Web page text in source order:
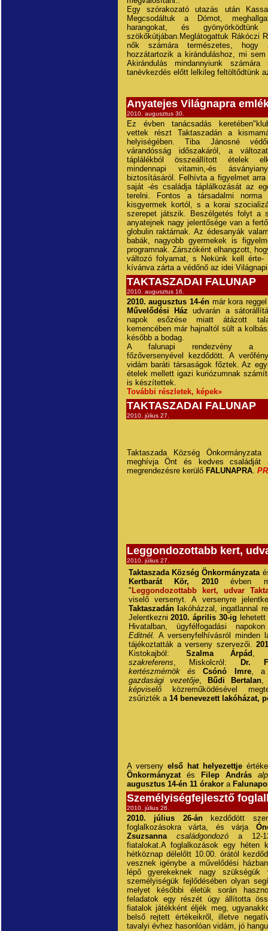
Egy szórakozató utazás után
Megcsodáltuk a Dómot,
harangokat, és
szökőkútjában.Meglátogattuk Rákóczi
nők számára természetes, hogy
hozzátartozik a kiránduláshoz, mi
Akirándulás mindannyiunk
tanévkezdés előtt lelkileg feltöltődtünk
Anyatejes Világnapra
2010. augusztus 30.
Ez évben tanácsadás
vettek részt Taktaszadán a
helyiségében. Tiba Jánosné
várandósság időszakáról, a
táplálékból összeállított ételek
mindennapi vitamin,-és
biztosításáról. Felhívta a figyelmet
saját -és családja táplálkozását az
terelni. Fontos a társadalmi norma
kisgyermek kortól, s a korai
szerepet játszik. Beszélgetés folyt a
anyatejnek nagy jelentősége van a
globulin raktárnak. Az édesanyák
babák, nagyobb gyermekek is
programnak. Zárszóként elhangzott,
változó folyamat, s Nekünk kell
kívánva zárta a védőnő az idei
TAKTASZADAI FALUNAP
2010. augusztus 16.
2010. augusztus 14-énmár kora
Művelődési Ház udvarán a
napok esőzése miatt átázott
kemencében már hajnaltól sült a
később a bodag.
A falunapi rendezvény a
főzőversenyével kezdődött. A
vidám baráti társaságok főztek. Az
ételek mellett igazi kuriózumnak
is készítettek.
További részletek, képek»
TAKTASZADAI FALUNAP
2010. július 27.
Taktaszada Község
meghívja Önt és kedves
megrendezésre kerülő FALUNAPRA.
Leggondozottabb kert,
2010. július 27.
Taktaszada Község Önkormányzata
Kertbarát Kör,
2010évben
" Leggondozottabb kert, udvar
viselő versenyt. A versenyre
Taktaszadán lakóházzal, ingatlannal
Jelentkezni2010. április 30-ig
Hivatalban, ügyfélfogadási
Editnél. A versenyfelhívásról minden
tájékoztatták a verseny szervezői.
Kistokajból: Szalma Árpád
szakreferens, Miskolcról:
Dr.
kertészmérnök ésCsónó Imre,
gazdasági vezetője, Bűdi Bertalan
képviselőközreműködésével
zsűrizték a 14 benevezett lakóházat,
A verseny első hat helyezettje
Önkormányzat és Filep András
augusztus 14-én 11 órakora
Személyiségfejlesztő
2010. július 26.
2010. július 26-ánkezdődött
foglalkozásokra várta, és várja
Zsuzsanna
családgondozóa 12-
fiatalokat.A foglalkozások egy héten
hétköznap délelőtt 10.00. órától
vesznek igénybe a művelődési
lépő gyerekeknek nagy
személyiségük fejlődésében olyan
melyet későbbi életük során
feladatok egy részét úgy állította
fiatalok játékként éljék meg,
belső rejtett értékeikről, illetve
tavalyi évhez hasonlóan vidám, jó